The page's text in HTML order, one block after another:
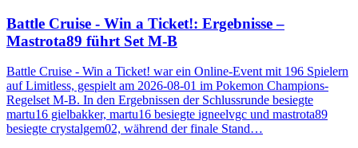
Battle Cruise - Win a Ticket!: Ergebnisse –
Mastrota89 führt Set M-B
Battle Cruise - Win a Ticket! war ein Online-Event mit 196 Spielern
auf Limitless, gespielt am 2026-08-01 im Pokemon Champions-
Regelset M-B. In den Ergebnissen der Schlussrunde besiegte
martu16 gielbakker, martu16 besiegte igneelvgc und mastrota89
besiegte crystalgem02, während der finale Stand…